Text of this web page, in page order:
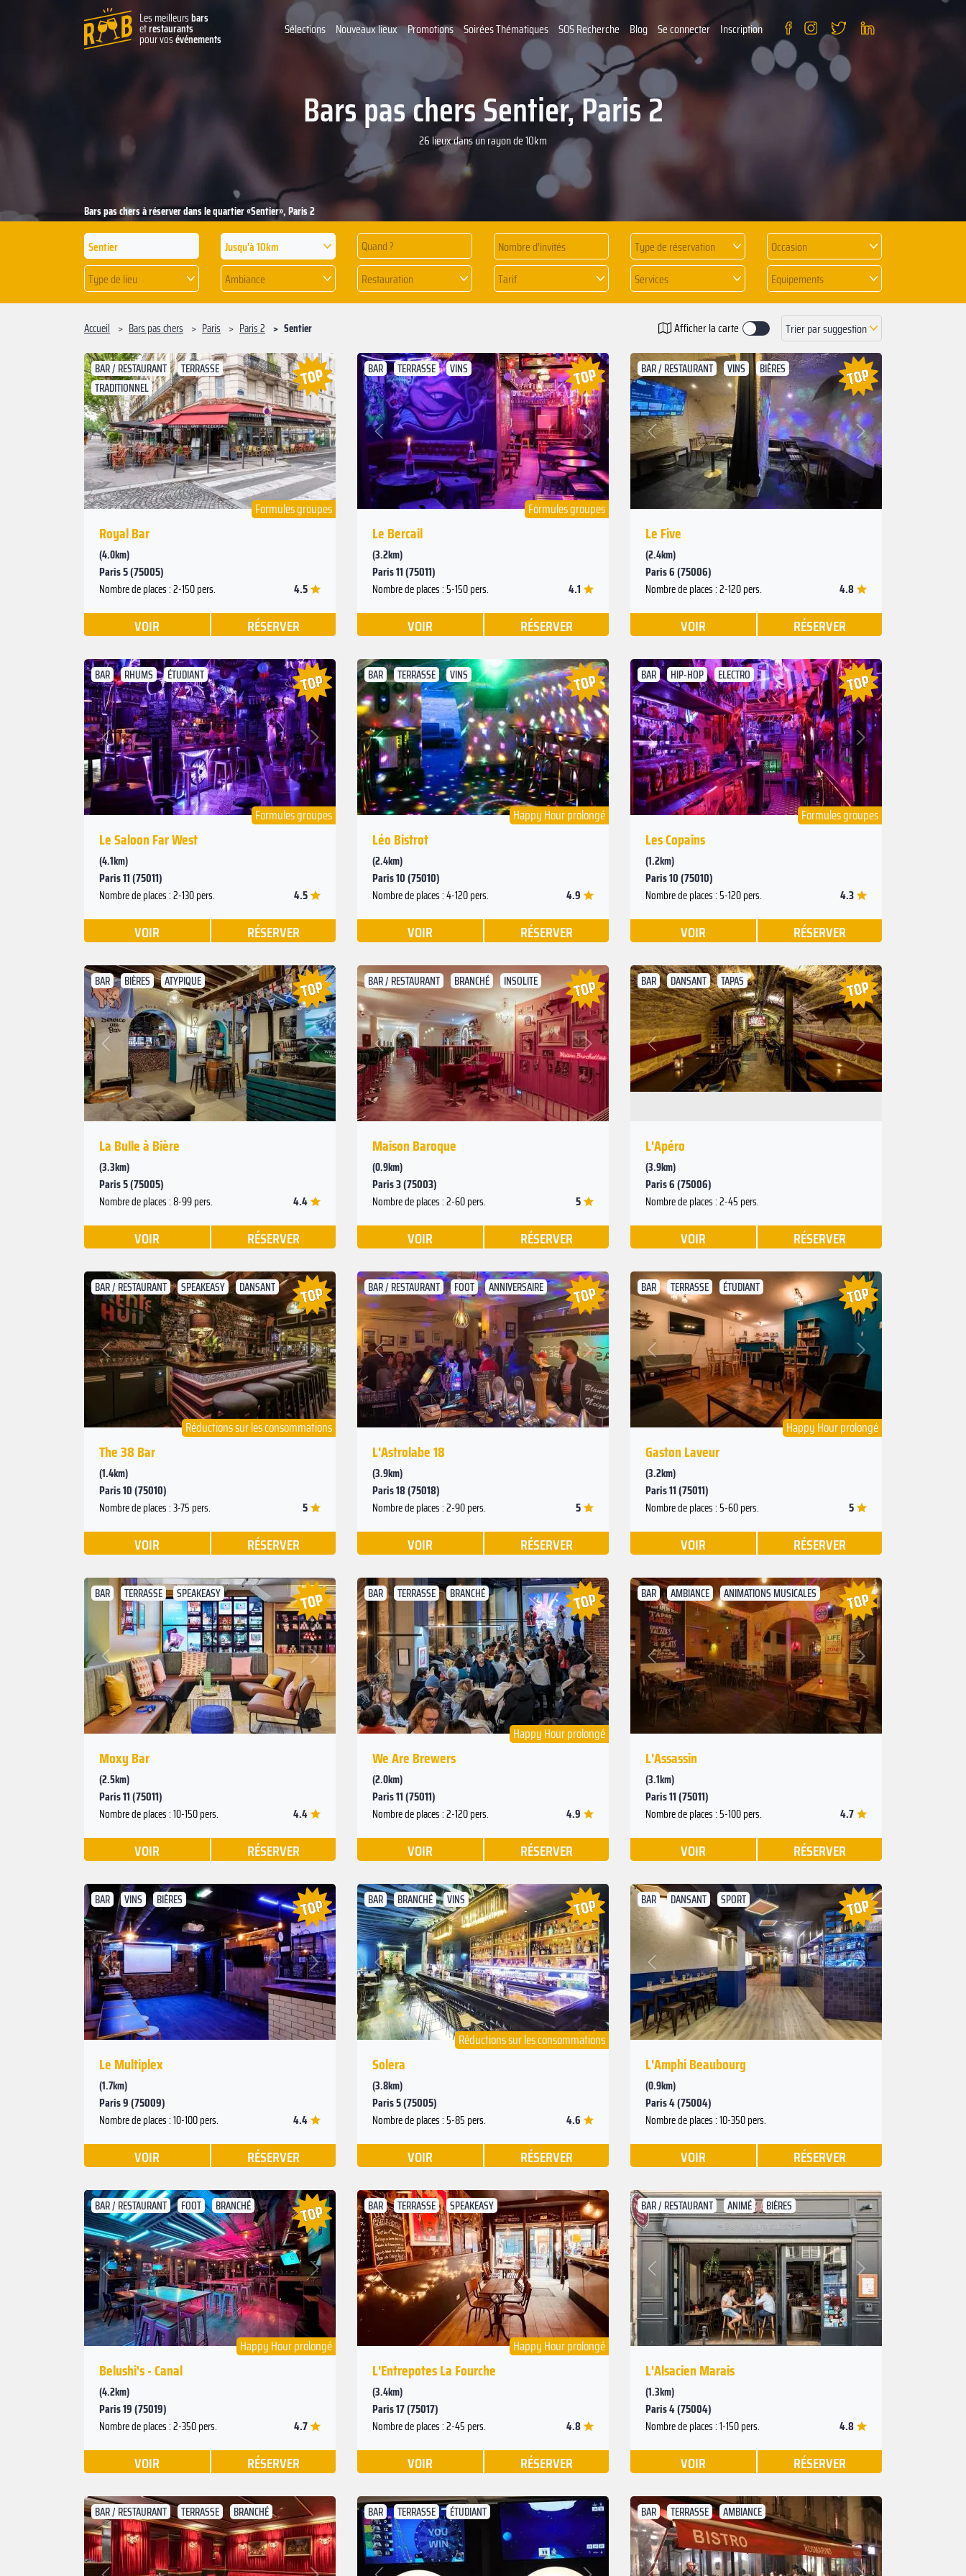
Les meilleursbars
etrestaurants
pour vosévénements
Sélections Nouveaux lieux Promotions Soirées Thématiques SOS Recherche Blog Se connecter Inscription
Bars pas chers ‍Sentier, Paris 2
26 lieux dans un rayon de 10km
Jusqu'à 10km Quand ? Type de réservation
Occasion
Type de lieu
Ambiance Restauration Tarif Services Equipements
Bars pas chers à réserver dans le quartier «‍Sentier», Paris 2
Accueil Bars pas chers Paris Paris 2 ‍Sentier Afficher la carte Trier par suggestion
BAR / RESTAURANT
TERRASSE
TRADITIONNEL
Précédent
Suivant
Formules groupes
Royal Bar
(4.0km)
Paris 5 (75005)
Nombre de places : 2-150 pers. 4.5
VOIR RÉSERVER
BAR TERRASSE VINS
Précédent
Suivant
Formules groupes
Le Bercail
(3.2km)
Paris 11 (75011)
Nombre de places : 5-150 pers. 4.1
VOIR RÉSERVER
BAR / RESTAURANT VINS BIÈRES
Précédent
Suivant
Le Five
(2.4km)
Paris 6 (75006)
Nombre de places : 2-120 pers. 4.8
VOIR RÉSERVER
BAR RHUMS ÉTUDIANT
Précédent
Suivant
Formules groupes
Le Saloon Far West
(4.1km)
Paris 11 (75011)
Nombre de places : 2-130 pers. 4.5
VOIR RÉSERVER
BAR TERRASSE VINS
Précédent
Suivant
Happy Hour prolongé
Léo Bistrot
(2.4km)
Paris 10 (75010)
Nombre de places : 4-120 pers. 4.9
VOIR RÉSERVER
BAR HIP-HOP ELECTRO
Précédent
Suivant
Formules groupes
Les Copains
(1.2km)
Paris 10 (75010)
Nombre de places : 5-120 pers. 4.3
VOIR RÉSERVER
BAR BIÈRES ATYPIQUE
Précédent
Suivant
La Bulle à Bière
(3.3km)
Paris 5 (75005)
Nombre de places : 8-99 pers. 4.4
VOIR RÉSERVER
BAR / RESTAURANT BRANCHÉ INSOLITE
Précédent
Suivant
Maison Baroque
(0.9km)
Paris 3 (75003)
Nombre de places : 2-60 pers. 5
VOIR RÉSERVER
BAR DANSANT TAPAS
Précédent
Suivant
L'Apéro
(3.9km)
Paris 6 (75006)
Nombre de places : 2-45 pers.
VOIR RÉSERVER
BAR / RESTAURANT SPEAKEASY DANSANT
Précédent
Suivant
Réductions sur les consommations
The 38 Bar
(1.4km)
Paris 10 (75010)
Nombre de places : 3-75 pers. 5
VOIR RÉSERVER
BAR / RESTAURANT FOOT ANNIVERSAIRE
Précédent
Suivant
L'Astrolabe 18
(3.9km)
Paris 18 (75018)
Nombre de places : 2-90 pers. 5
VOIR RÉSERVER
BAR TERRASSE ÉTUDIANT
Précédent
Suivant
Happy Hour prolongé
Gaston Laveur
(3.2km)
Paris 11 (75011)
Nombre de places : 5-60 pers. 5
VOIR RÉSERVER
BAR TERRASSE SPEAKEASY
Précédent
Suivant
Moxy Bar
(2.5km)
Paris 11 (75011)
Nombre de places : 10-150 pers. 4.4
VOIR RÉSERVER
BAR TERRASSE BRANCHÉ
Précédent
Suivant
Happy Hour prolongé
We Are Brewers
(2.0km)
Paris 11 (75011)
Nombre de places : 2-120 pers. 4.9
VOIR RÉSERVER
BAR AMBIANCE ANIMATIONS MUSICALES
Précédent
Suivant
L'Assassin
(3.1km)
Paris 11 (75011)
Nombre de places : 5-100 pers. 4.7
VOIR RÉSERVER
BAR VINS BIÈRES
Précédent
Suivant
Le Multiplex
(1.7km)
Paris 9 (75009)
Nombre de places : 10-100 pers. 4.4
VOIR RÉSERVER
BAR BRANCHÉ VINS
Précédent
Suivant
Réductions sur les consommations
Solera
(3.8km)
Paris 5 (75005)
Nombre de places : 5-85 pers. 4.6
VOIR RÉSERVER
BAR DANSANT SPORT
Précédent
Suivant
L'Amphi Beaubourg
(0.9km)
Paris 4 (75004)
Nombre de places : 10-350 pers.
VOIR RÉSERVER
BAR / RESTAURANT FOOT BRANCHÉ
Précédent
Suivant
Happy Hour prolongé
Belushi's - Canal
(4.2km)
Paris 19 (75019)
Nombre de places : 2-350 pers. 4.7
VOIR RÉSERVER
BAR TERRASSE SPEAKEASY
Précédent
Suivant
Happy Hour prolongé
L'Entrepotes La Fourche
(3.4km)
Paris 17 (75017)
Nombre de places : 2-45 pers. 4.8
VOIR RÉSERVER
BAR / RESTAURANT ANIMÉ BIÈRES
Précédent
Suivant
L'Alsacien Marais
(1.3km)
Paris 4 (75004)
Nombre de places : 1-150 pers. 4.8
VOIR RÉSERVER
BAR / RESTAURANT TERRASSE BRANCHÉ
Suivant
BAR TERRASSE ÉTUDIANT
Suivant
BAR TERRASSE AMBIANCE
Suivant